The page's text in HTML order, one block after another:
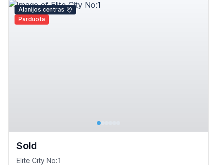
Alanijos centras
Parduota
Sold
Elite City No:1